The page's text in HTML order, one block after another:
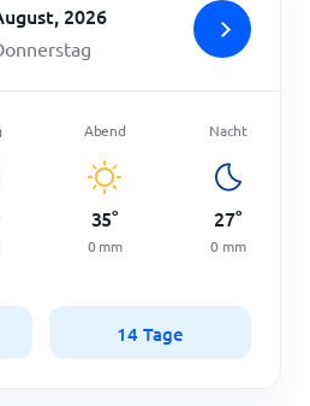
2026
Abend
35°
0 mm
Nacht
27°
0 mm
14 Tage